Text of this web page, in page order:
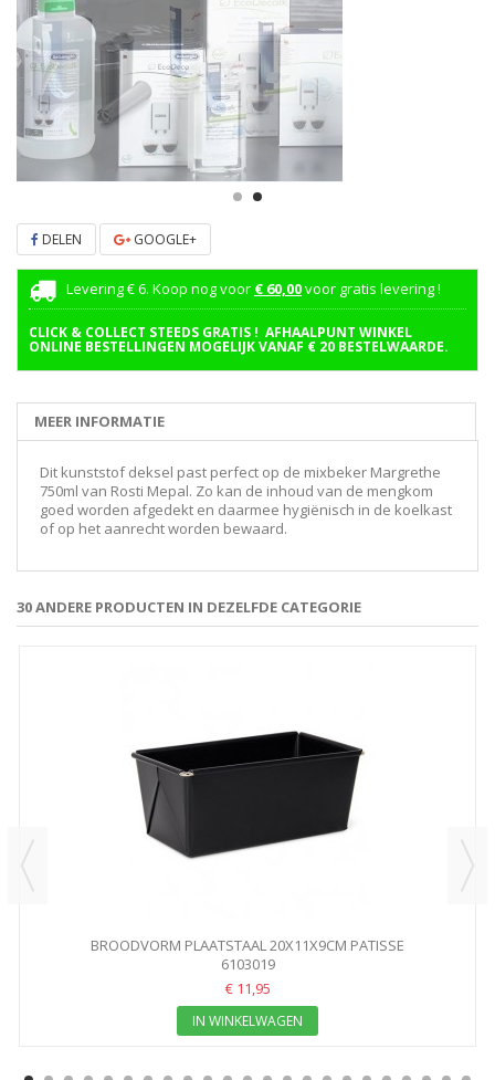
DELEN GOOGLE+
Levering € 6. Koop nog voor € 60,00voor gratis levering !
CLICK & COLLECT STEEDS GRATIS ! AFHAALPUNT WINKEL
ONLINE BESTELLINGEN MOGELIJK VANAF € 20 BESTELWAARDE.
MEER INFORMATIE
Dit kunststof deksel past perfect op de mixbeker Margrethe
750ml van Rosti Mepal. Zo kan de inhoud van de mengkom
goed worden afgedekt en daarmee hygiënisch in de koelkast
of op het aanrecht worden bewaard.
30 ANDERE PRODUCTEN IN DEZELFDE CATEGORIE
BROODVORM PLAATSTAAL 20X11X9CM PATISSE
6103019
€ 11,95
IN WINKELWAGEN